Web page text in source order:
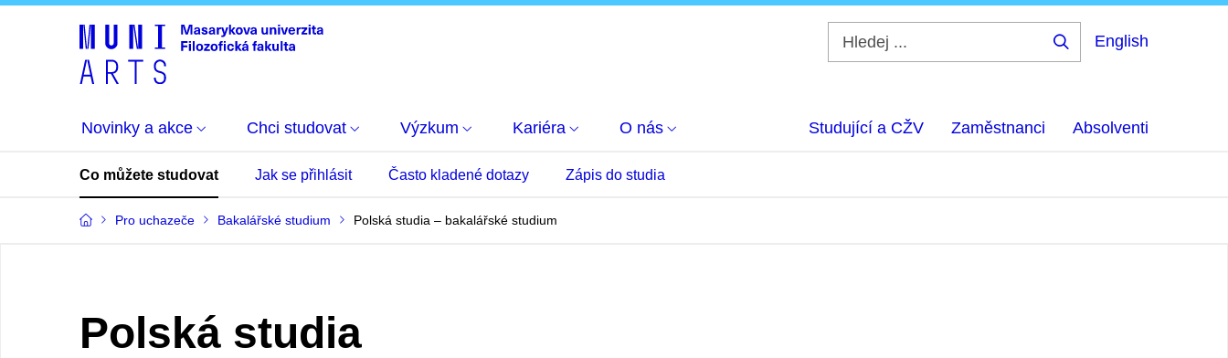
English
Novinky a akce Chci studovat Výzkum Kariéra O nás Studující a CŽV Zaměstnanci Absolventi
Co můžete studovat Jak se přihlásit Často kladené dotazy Zápis do studia
Pro uchazeče Bakalářské studium Polská studia – bakalářské studium
Polská studia